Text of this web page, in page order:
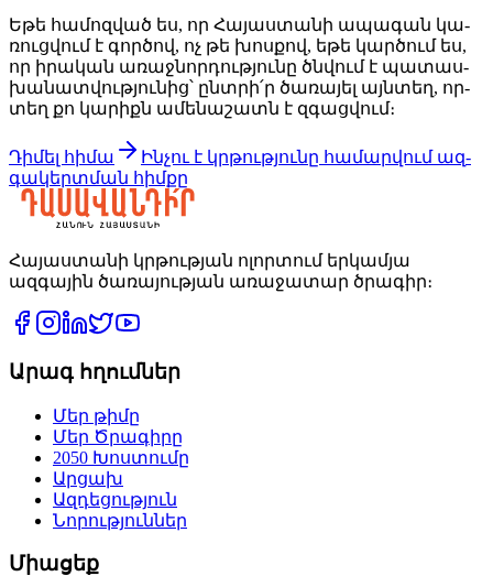
Եթե հա­մոզ­ված ես, որ Հա­յաս­տա­նի ա­պա­գան կա­
ռուց­վում է գոր­ծով, ոչ թե խոս­քով, եթե կար­ծում ես,
որ ի­րա­կան ա­ռաջ­նոր­դութ­յու­նը ծնվում է պա­տաս­
խա­նատ­վութ­յու­նից՝ ընտ­րի՛ր ծա­ռա­յել այն­տեղ, որ­
տեղ քո կա­րիքն ա­մե­նա­շատն է զգաց­վում։
Դիմել հիմա
Ին­չու է կրթութ­յու­նը հա­մար­վում ազ­
գա­կերտ­ման հիմ­քը
Հայաստանի կրթության ոլորտում երկամյա
ազգային ծառայության առաջատար ծրագիր։
Արագ հղումներ
Մեր թիմը
Մեր Ծրագիրը
2050 Խոստումը
Արցախ
Ազդեցություն
Նորություններ
Միացեք